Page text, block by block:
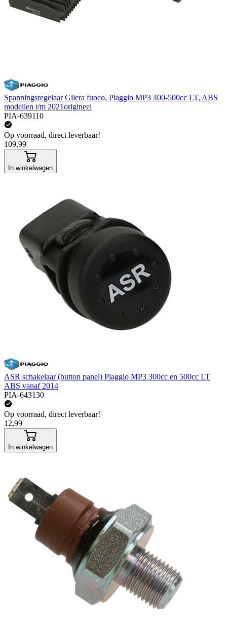
Spanningsregelaar Gilera fuoco, Piaggio MP3 400-500cc LT, ABS
modellen t/m 2021origineel
PIA-639110
Op voorraad, direct leverbaar!
109,99
In winkelwagen
ASR schakelaar (button panel) Piaggio MP3 300cc en 500cc LT
ABS vanaf 2014
PIA-643130
Op voorraad, direct leverbaar!
12,99
In winkelwagen